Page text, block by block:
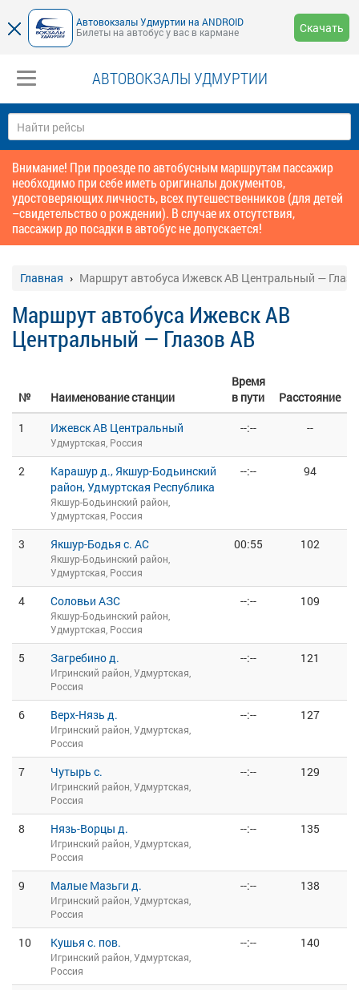
Автовокзалы Удмуртии на ANDROID
Билеты на автобус у вас в кармане
Скачать
АВТОВОКЗАЛЫ УДМУРТИИ
Внимание! При проезде по автобусным маршрутам пассажир
необходимо при себе иметь оригиналы документов,
удостоверяющих личность, всех путешественников (для детей
–свидетельство о рождении). В случае их отсутствия,
пассажир до посадки в автобус не допускается!
Главная Маршрут автобуса Ижевск АВ Центральный —
Маршрут автобуса Ижевск АВ
Центральный — Глазов АВ
№ Наименование станции
Время
в пути
Расстояние
1
Ижевск АВ Центральный
Удмуртская, Россия
--:-- --
2
Карашур д., Якшур-Бодьинский
район, Удмуртская Республика
Якшур-Бодьинский район,
Удмуртская, Россия
--:-- 94
3 Якшур-Бодья с. АС
Якшур-Бодьинский район,
Удмуртская, Россия
00:55 102
4 Соловьи АЗС
Якшур-Бодьинский район,
Удмуртская, Россия
--:-- 109
5 Загребино д.
Игринский район, Удмуртская,
Россия
--:-- 121
6 Верх-Нязь д.
Игринский район, Удмуртская,
Россия
--:-- 127
7 Чутырь с.
Игринский район, Удмуртская,
Россия
--:-- 129
8 Нязь-Ворцы д.
Игринский район, Удмуртская,
Россия
--:-- 135
9 Малые Мазьги д.
Игринский район, Удмуртская,
Россия
--:-- 138
10 Кушья с. пов.
Игринский район, Удмуртская,
Россия
--:-- 140